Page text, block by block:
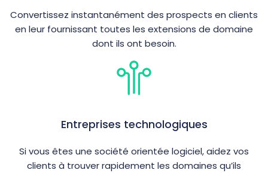
Convertissez instantanément des prospects en clients
en leur fournissant toutes les extensions de domaine
dont ils ont besoin.
Entreprises technologiques
Si vous êtes une société orientée logiciel, aidez vos
clients à trouver rapidement les domaines qu’ils